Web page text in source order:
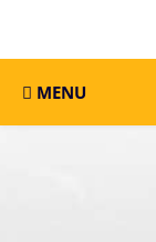
MENU